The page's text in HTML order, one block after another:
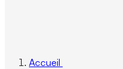
Accueil